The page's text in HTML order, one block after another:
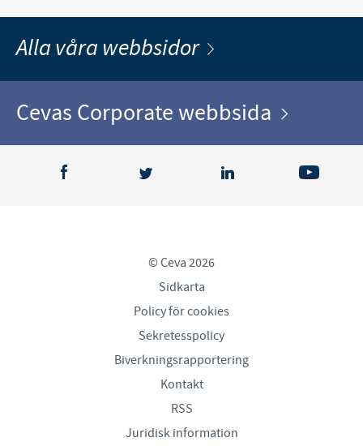
Alla våra webbsidor
Cevas Corporate webbsida
© Ceva 2026
Sidkarta
Policy för cookies
Sekretesspolicy
Biverkningsrapportering
Kontakt
RSS
Juridisk information